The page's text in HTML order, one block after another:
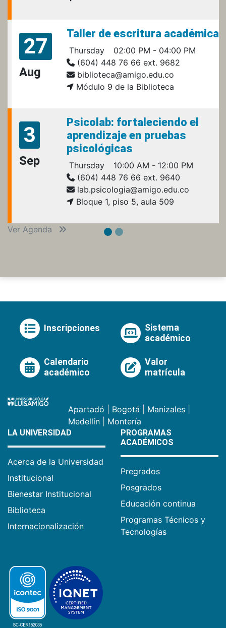
27
Aug
Taller de escritura académica
Thursday
02:00 PM - 04:00 PM
(604) 448 76 66 ext. 9682
biblioteca@amigo.edu.co
Módulo 9 de la Biblioteca
3
Sep
Psicolab: fortaleciendo el
aprendizaje en pruebas
psicológicas
Thursday
10:00 AM - 12:00 PM
(604) 448 76 66 ext. 9640
lab.psicologia@amigo.edu.co
Bloque 1, piso 5, aula 509
Ver Agenda
Inscripciones
Sistema
académico
Calendario
académico
Valor
matrícula
Apartadó Bogotá Manizales
Medellín
Montería
LA UNIVERSIDAD
Acerca de la Universidad
Institucional
Bienestar Institucional
Biblioteca
Internacionalización
PROGRAMAS
ACADÉMICOS
Pregrados
Posgrados
Educación continua
Programas Técnicos y
Tecnologías